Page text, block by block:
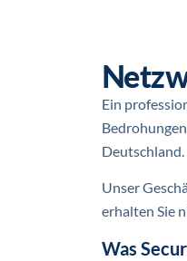
Ein
Deutschland.
Unser
erhalten Sie
Was